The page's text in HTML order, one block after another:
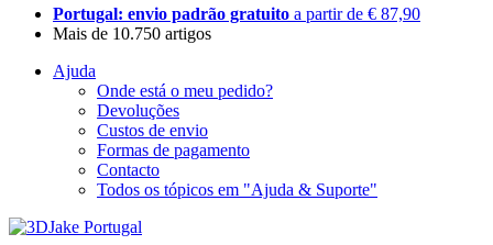
Portugal: envio padrão gratuito a partir de € 87,90
Mais de 10.750 artigos
Ajuda
Onde está o meu pedido?
Devoluções
Custos de envio
Formas de pagamento
Contacto
Todos os tópicos em "Ajuda & Suporte"